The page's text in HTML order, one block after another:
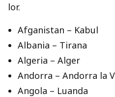
lor.
Afganistan – Kabul
Albania – Tirana
Algeria – Alger
Andorra – Andorra la
Angola – Luanda